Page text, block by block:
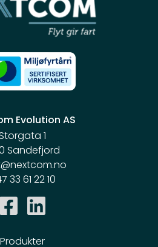
Evolution AS
1
Sandefjord
33 61 22 10
Produkter